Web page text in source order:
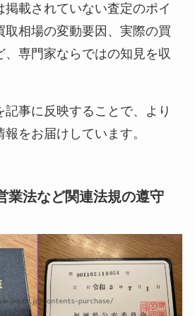
掲載されていない査定のポイ
取相場の変動要因、実際の買
専門家ならではの知見を収
記事に反映することで、より
をお届けしています。
業法など関連法規の遵守